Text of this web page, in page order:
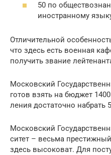
50 по
ино­стран­но­му
Отли­чи­тель­ной
что здесь есть воен­ная
полу­чить зва­ние
Мос­ков­ский
готов взять на бюд­жет
ле­ния доста­точ­но набрать
Мос­ков­ский
си­тет – весь­ма
здесь высо­ко­ват. Для